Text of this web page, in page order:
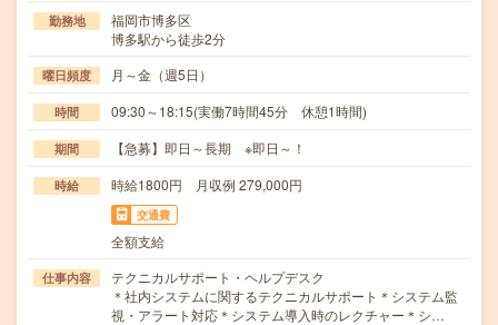
勤務地
福岡市博多区
博多駅から徒歩2分
曜日頻度 月～金（週5日）
時間 09:30～18:15(実働7時間45分 休憩1時間)
期間 【急募】即日～長期 ※即日～！
時給 時給1800円 月収例 279,000円
交通費
全額支給
仕事内容
テクニカルサポート・ヘルプデスク
＊社内システムに関するテクニカルサポート＊システム監
視・アラート対応＊システム導入時のレクチャー＊シ…